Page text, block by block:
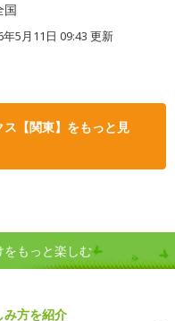
国
年5月11日 09:43 更新
【関東】をもっと見
をもっと楽しむ
み方を紹介